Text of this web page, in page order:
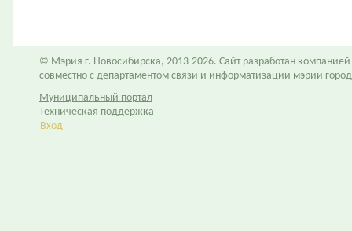
© Мэрия г. Новосибирска, 2013-2026. Сайт разработан компанией
совместно с департаментом связи и информатизации мэрии
Муниципальный портал
Техническая поддержка
Вход